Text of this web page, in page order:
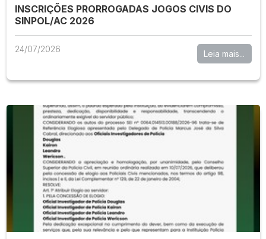
INSCRIÇÕES PRORROGADAS JOGOS CIVIS DO
SINPOL/AC 2026
24/07/2026 Leia mais...